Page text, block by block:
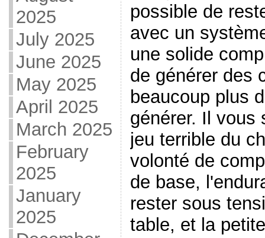
2025
July 2025
June 2025
May 2025
April 2025
March 2025
February
2025
January
2025
possible de
avec un
une solide
de générer des
beaucoup plus
générer. Il vous
jeu terrible du
volonté de
de base,
rester sous
table, et la